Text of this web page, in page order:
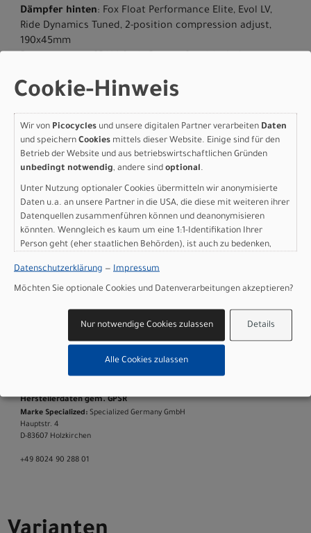
Dämpfer hinten: Fox Float Performance Elite, Evol LV,
Ride Dynamics Tuned, 2-position compression adjust,
190x45mm
Bremse hinten: SRAM Code Bronze Stealth, 4-piston
Kassette: SRAM XS-1275, 12-speed, 10-52t
Kette
: SRAM GX Transmission
Kurbelgarnitur : SRAM GX Eagle, DUB, 165/170/175mm, 32T
Umwerfer hinten: SRAM GX AXS Transmission
Vorderreifen : Specialized Purgatory, GRID Casing, T9
Compound, 29x2.4
Hinterreifen
: Specialized Ground Control, GRID Casing,
T7 Compound, 29x2.35
Reifengrösse: 29
Vorbau: Alloy Stem, 35mm clamp, 50mm
Lenker: Specialized Alloy, 20mm rise, 35mm, 760mm wide
: X-Fusion Manic, 30.9, 125/150/170 Travel,
0mm offset
: 12.16kg (26 lb, 12.9 oz)
Geschlecht: Men|Women
Herstellerdaten gem. GPSR
Marke Specialized: Specialized Germany GmbH
Hauptstr. 4
D-83607 Holzkirchen
+49 8024 90 288 01
Cookie-Hinweis
Wir von Picocycles und unsere digitalen Partner verarbeiten Daten
und speichern Cookies mittels dieser Website. Einige sind für den
Betrieb der Website und aus betriebswirtschaftlichen Gründen
unbedingt notwendig, andere sind optional.
Unter Nutzung optionaler Cookies übermitteln wir anonymisierte
Daten u.a. an unsere Partner in die USA, die diese mit weiteren ihrer
Datenquellen zusammenführen können und deanonymisieren
könnten. Wenngleich es kaum um eine 1:1-Identifikation Ihrer
Person geht (eher staatlichen Behörden), ist auch zu bedenken,
sind wie bei uns in der Europäischen Union.
Datenschutzerklärung — Impressum
Möchten Sie optionale Cookies und Datenverarbeitungen akzeptieren?
Details
Nur notwendige Cookies zulassen
Alle Cookies zulassen